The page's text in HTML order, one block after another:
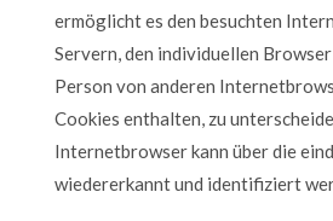
ermöglicht es den besuchten
Servern, den individuellen
Person von anderen
Cookies enthalten, zu
Internetbrowser kann über die
wiedererkannt und identifiziert